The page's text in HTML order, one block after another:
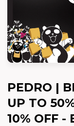
PEDRO |
UP TO
10% OFF -